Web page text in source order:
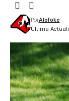
Última
PorAlofoke